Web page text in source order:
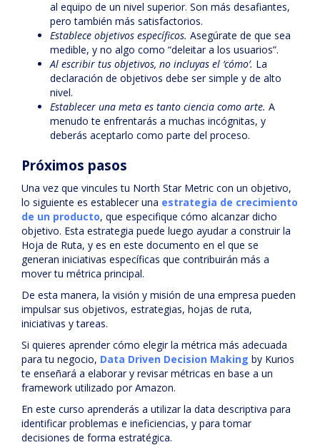
al equipo de un nivel superior. Son más desafiantes,
pero también más satisfactorios.
Establece objetivos específicos. Asegúrate de que sea
medible, y no algo como “deleitar a los usuarios”.
Al escribir tus objetivos, no incluyas el ‘cómo’. La
declaración de objetivos debe ser simple y de alto
nivel.
Establecer una meta es tanto ciencia como arte. A
menudo te enfrentarás a muchas incógnitas, y
deberás aceptarlo como parte del proceso.
Próximos pasos
Una vez que vincules tu North Star Metric con un objetivo,
lo siguiente es establecer una estrategia de crecimiento
de un producto, que especifique cómo alcanzar dicho
objetivo. Esta estrategia puede luego ayudar a construir la
Hoja de Ruta, y es en este documento en el que se
generan iniciativas específicas que contribuirán más a
mover tu métrica principal.
De esta manera, la visión y misión de una empresa pueden
impulsar sus objetivos, estrategias, hojas de ruta,
iniciativas y tareas.
Si quieres aprender cómo elegir la métrica más adecuada
para tu negocio, Data Driven Decision Making by Kurios
te enseñará a elaborar y revisar métricas en base a un
framework utilizado por Amazon.
En este curso aprenderás a utilizar la data descriptiva para
identificar problemas e ineficiencias, y para tomar
decisiones de forma estratégica.